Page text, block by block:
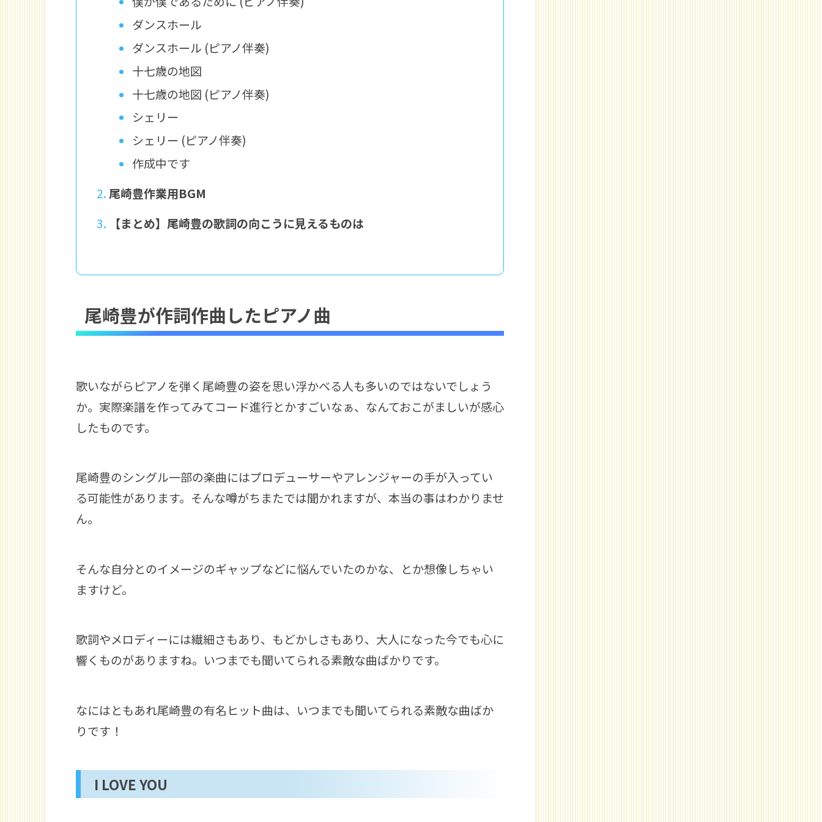
ダンスホール
ダンスホール (ピアノ伴奏)
十七歳の地図
十七歳の地図 (ピアノ伴奏)
シェリー
シェリー (ピアノ伴奏)
作成中です
尾崎豊作業用BGM
【まとめ】尾崎豊の歌詞の向こうに見えるものは
尾崎豊が作詞作曲したピアノ曲
歌いながらピアノを弾く尾崎豊の姿を思い浮かべる人も多いのではないでしょう
か。実際楽譜を作ってみてコード進行とかすごいなぁ、なんておこがましいが感心
したものです。
尾崎豊のシングル一部の楽曲にはプロデューサーやアレンジャーの手が入ってい
る可能性があります。そんな噂がちまたでは聞かれますが、本当の事はわかりませ
ん。
そんな自分とのイメージのギャップなどに悩んでいたのかな、とか想像しちゃい
ますけど。
歌詞やメロディーには繊細さもあり、もどかしさもあり、大人になった今でも心に
響くものがありますね。いつまでも聞いてられる素敵な曲ばかりです。
なにはともあれ尾崎豊の有名ヒット曲は、いつまでも聞いてられる素敵な曲ばか
りです！
I LOVE YOU